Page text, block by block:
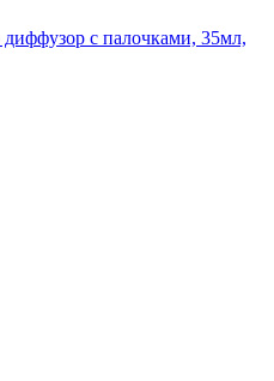
с палочками, 35мл,